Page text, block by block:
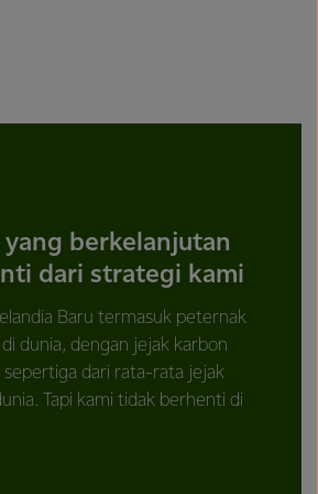
yang berkelanjutan
dari strategi kami
Baru termasuk peternak
di dunia, dengan jejak karbon
sepertiga dari rata-rata jejak
Tapi kami tidak berhenti di